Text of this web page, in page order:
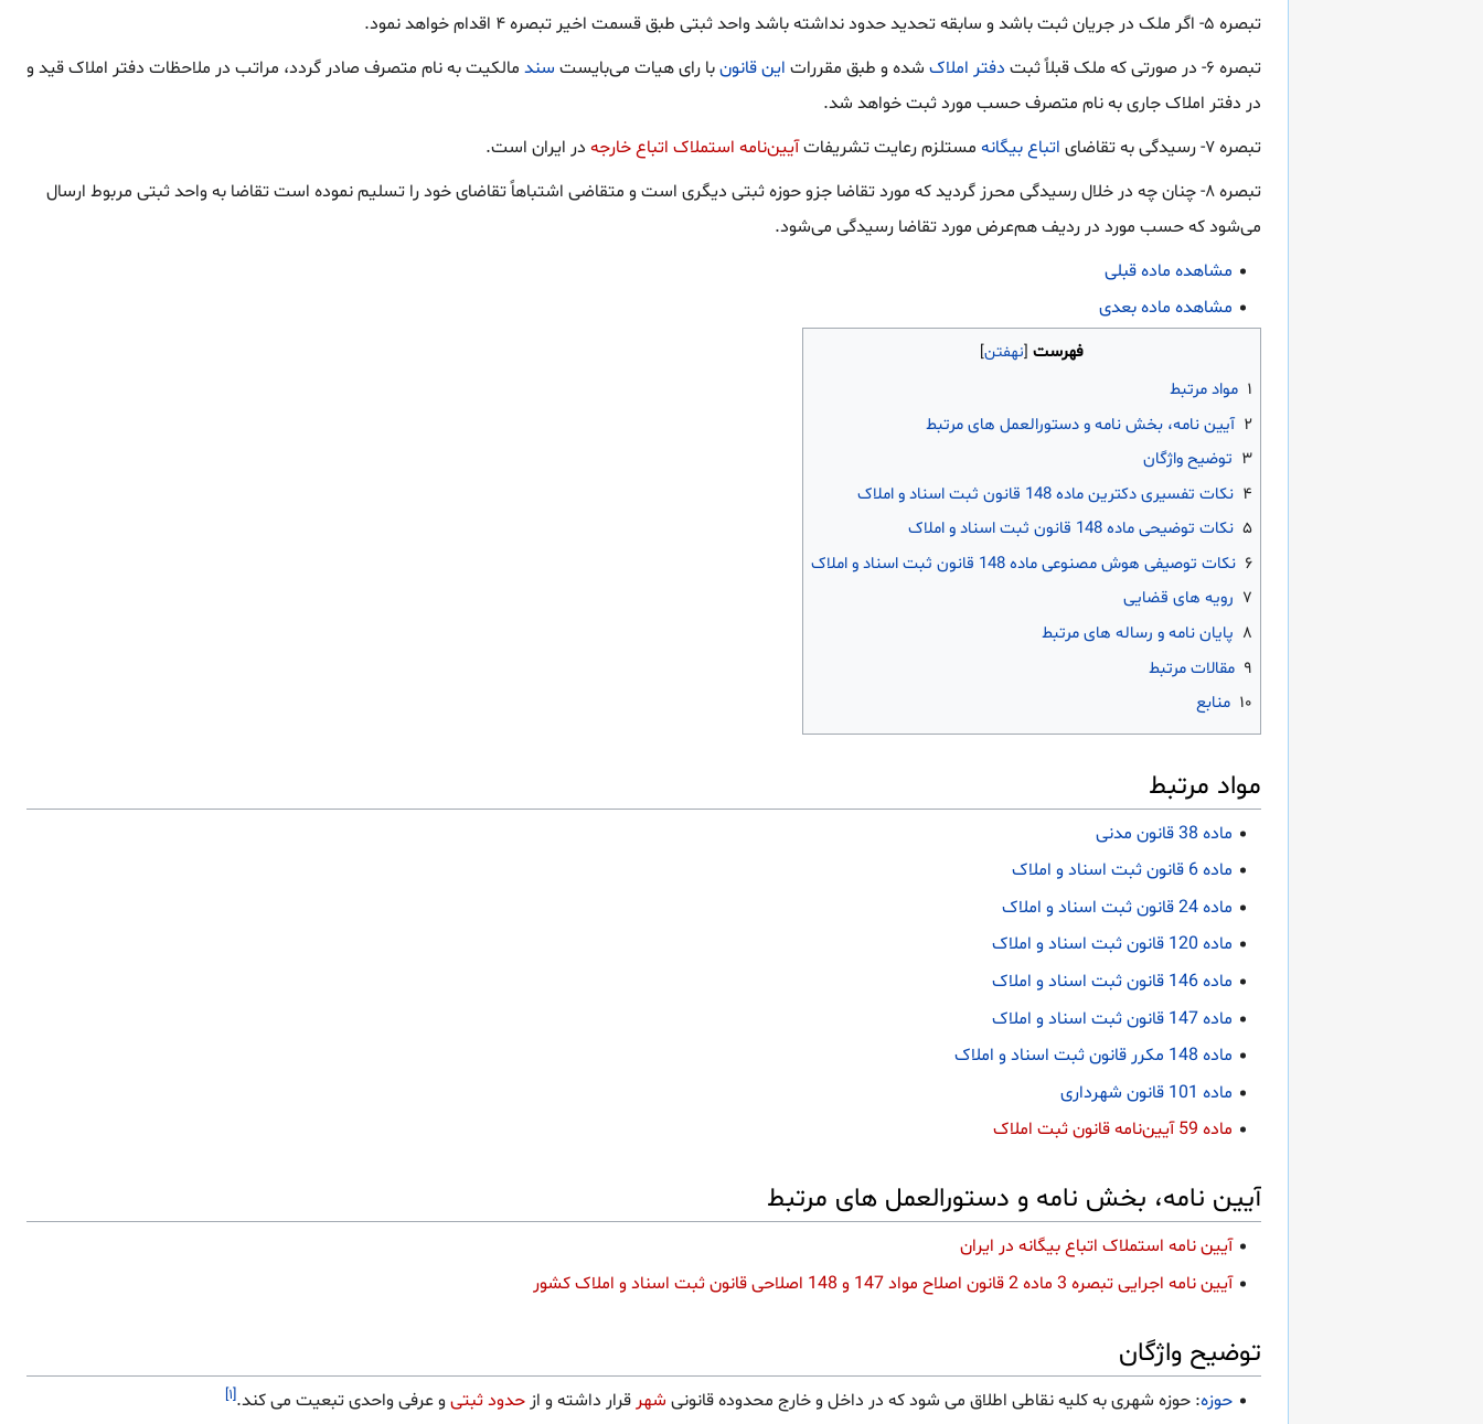
تبصره ۵- اگر ملک در جریان ثبت باشد و سابقه تحدید حدود نداشته باشد واحد ثبتی طبق قسمت اخیر تبصره ۴ اقدام خواهد نمود.
تبصره ۶- در صورتی که ملک قبلاً ثبت
دفتر املاک شده و طبق مقررات این قانونبا رای هیات می‌بایست سند مالکیت به نام متصرف صادر گردد، مراتب در ملاحظات دفتر املاک قید و
در دفتر املاک جاری به نام متصرف حسب مورد ثبت خواهد شد.
تبصره ۷- رسیدگی به تقاضای
اتباع بیگانه مستلزم رعایت تشریفاتآیین‌نامه استملاک اتباع خارجه در ایران است.
تبصره ۸- چنان چه در خلال رسیدگی محرز گردید که مورد تقاضا جزو حوزه ثبتی دیگری است و متقاضی اشتباهاً تقاضای خود را تسلیم نموده است تقاضا به واحد ثبتی مربوط ارسال
می‌شود که حسب مورد در ردیف هم‌عرض مورد تقاضا رسیدگی می‌شود.
مشاهده ماده قبلی
مشاهده ماده بعدی
فهرست
۱ مواد مرتبط
۲ آیین نامه، بخش نامه و دستورالعمل های مرتبط
۳ توضیح واژگان
۴ نکات تفسیری دکترین ماده 148 قانون ثبت اسناد و املاک
۵ نکات توضیحی ماده 148 قانون ثبت اسناد و املاک
۶ نکات توصیفی هوش مصنوعی ماده 148 قانون ثبت اسناد و املاک
۷ رویه های قضایی
۸ پایان نامه و رساله های مرتبط
۹ مقالات مرتبط
۱۰ منابع
مواد مرتبط
ماده 38 قانون مدنی
ماده 6 قانون ثبت اسناد و املاک
ماده 24 قانون ثبت اسناد و املاک
ماده 120 قانون ثبت اسناد و املاک
ماده 146 قانون ثبت اسناد و املاک
ماده 147 قانون ثبت اسناد و املاک
ماده 148 مکرر قانون ثبت اسناد و املاک
ماده 101 قانون شهرداری
ماده 59 آیین‌نامه قانون ثبت املاک
آیین نامه، بخش نامه و دستورالعمل های مرتبط
آیين نامه استملاک اتباع بيگانه در ايران
آيين نامه اجرايی تبصره 3 ماده 2 قانون اصلاح مواد 147 و 148 اصلاحی قانون ثبت اسناد و املاک كشور
توضیح واژگان
حوزه: حوزه شهری به کلیه نقاطی اطلاق می شود که در داخل و خارج محدوده قانونی شهر قرار داشته و از حدود ثبتیو عرفی واحدی تبعیت می کند.[۱]